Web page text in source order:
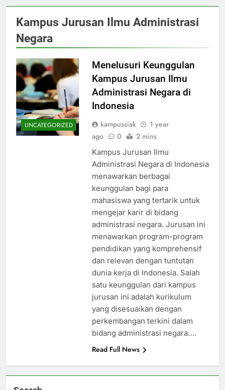
Kampus Jurusan Ilmu Administrasi
Negara
UNCATEGORIZED
Menelusuri Keunggulan
Kampus Jurusan Ilmu
Administrasi Negara di
Indonesia
kampussiak
1 year
ago
0 2 mins
Kampus Jurusan Ilmu
Administrasi Negara di Indonesia
menawarkan berbagai
keunggulan bagi para
mahasiswa yang tertarik untuk
mengejar karir di bidang
administrasi negara. Jurusan ini
menawarkan program-program
pendidikan yang komprehensif
dan relevan dengan tuntutan
dunia kerja di Indonesia. Salah
satu keunggulan dari kampus
jurusan ini adalah kurikulum
yang disesuaikan dengan
perkembangan terkini dalam
bidang administrasi negara….
Read Full News